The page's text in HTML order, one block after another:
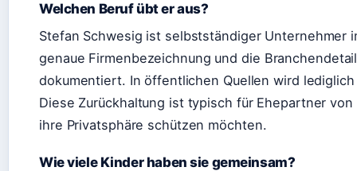
Welchen Beruf übt er aus?
Stefan Schwesig ist selbstständiger Unternehmer
genaue Firmenbezeichnung und die
dokumentiert. In öffentlichen Quellen wird
Diese Zurückhaltung ist typisch für Ehepartner
ihre Privatsphäre schützen möchten.
Wie viele Kinder haben sie gemeinsam?